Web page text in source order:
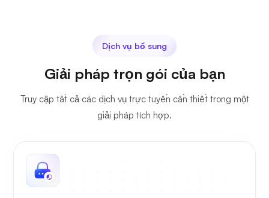
Dịch vụ bổ sung
Giải pháp trọn gói của bạn
Truy cập tất cả các dịch vụ trực tuyến cần thiết trong một
giải pháp tích hợp.